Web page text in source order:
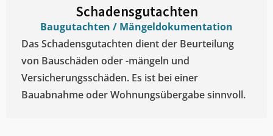
Schadensgutachten
Baugutachten / Mängeldokumentation
Das Schadensgutachten dient der Beurteilung
von Bauschäden oder -mängeln und
Versicherungsschäden. Es ist bei einer
Bauabnahme oder Wohnungsübergabe sinnvoll.